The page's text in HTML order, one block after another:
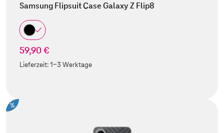
Samsung Flipsuit Case Galaxy Z Flip8
59,90 €
Lieferzeit:1-3 Werktage
%